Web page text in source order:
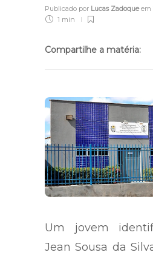
Publicado por Lucas Zadoqueem
1 min
Compartilhe a matéria:
Um jovem
Jean Sousa da